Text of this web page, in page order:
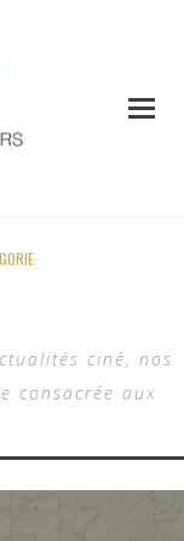
ciné, nos
consacrée aux